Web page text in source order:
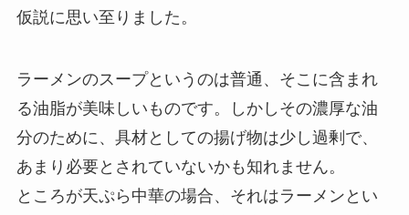
仮説に思い至りました。
ラーメンのスープというのは普通、そこに含まれ
る油脂が美味しいものです。しかしその濃厚な油
分のために、具材としての揚げ物は少し過剰で、
あまり必要とされていないかも知れません。
ところが天ぷら中華の場合、それはラーメンとい